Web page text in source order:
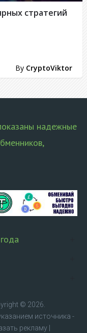
By CryptoViktor
стратегий
надежные
© 2026.
источника -
рекламу|